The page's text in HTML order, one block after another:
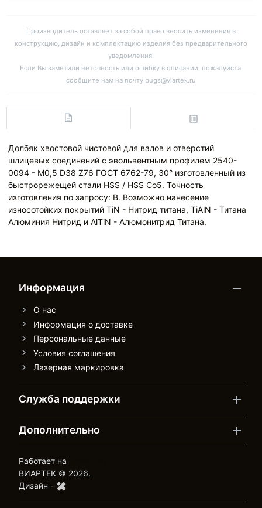
Производитель оставляет за собой право вносить изменения в
конструкцию, дизайн и комплектацию изделия без предварительного
уведомления.
Если Вы заметили неточность или ошибку в описании, пожалуйста,
сообщите нам на почту bugs@viartek.ru
Долбяк хвостовой чистовой для валов и отверстий
шлицевых соединений с эвольвентным профилем 2540-
0094 - M0,5 D38 Z76 ГОСТ 6762-79, 30° изготовленный из
быстрорежещей стали HSS / HSS Co5. Точность
изготовления по запросу: B. Возможно нанесение
износотойких покрытий TiN - Нитрид титана, TiAlN - Титана
Алюминия Нитрид и AlTiN - Алюмонитрид Титана.
Информация
О нас
Информация о доставке
Персональные данные
Условия соглашения
Лазерная маркировка
Служба поддержки
Дополнительно
Работает на
ВИАРТЕК © 2026.
Дизайн -